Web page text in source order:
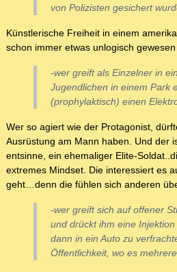
von Polizisten gesichert
Künstlerische Freiheit in einem
schon immer etwas unlogisch
-wer greift als Einzelner in
Jugendlichen in einem Park
(prophylaktisch) einen
Wer so agiert wie der Protagonist,
Ausrüstung am Mann haben. Und der
entsinne, ein ehemaliger Elite-
extremes Mindset. Die interessiert es
geht…denn die fühlen sich anderen
-wer greift sich auf offener
und drückt ihm eine
dann in ein Auto zu
Öffentlichkeit, wo es